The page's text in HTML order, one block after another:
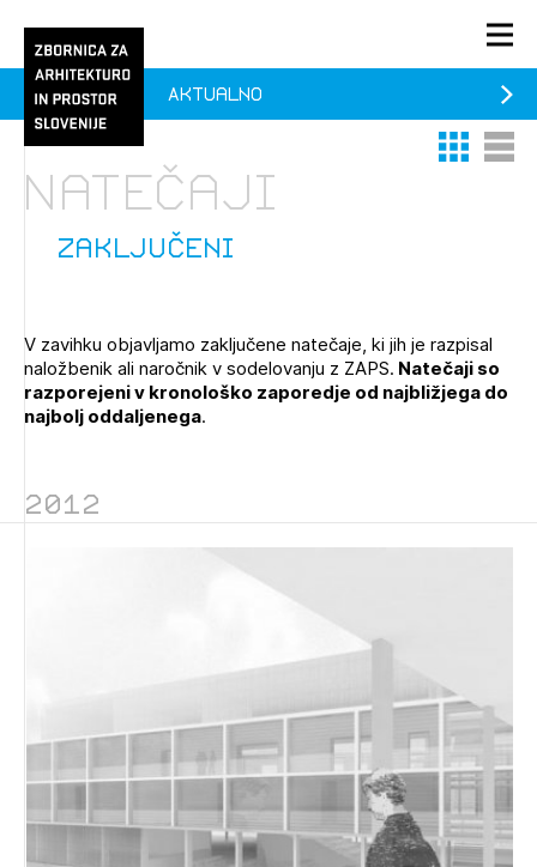
PRIJAVA
KONTAKT
Praksa
O ZAPS
1/1
Pozdravljeni
Prijavite se s svojim ZAPS uporabniškim imenom in geslom.
Thumbnail
List
zaključeni
Natečaji
V zavihku objavljamo zaključene natečaje, ki jih je razpisal
naložbenik ali naročnik v sodelovanju z ZAPS. Natečaji so
razporejeni v kronološko zaporedje od najbližjega do
najbolj oddaljenega.
Aktualno
2012
1/2
Prijava na novičnik
Ostanite na tekočem z novicami in se naročite na
Novičnike. Označite svojo izbiro.
Novičnike vam bomo pošiljali na vaš elektronski naslov.
Novičnik izobraževanj
Novičnik natečajev
Tedenski novičnik javnih naročil
NAPREJ